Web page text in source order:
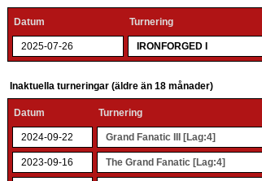
Datum Turnering
2025-07-26 IRONFORGED I
Inaktuella turneringar (äldre än 18 månader)
Datum Turnering
2024-09-22 Grand Fanatic III [Lag:4]
2023-09-16 The Grand Fanatic [Lag:4]